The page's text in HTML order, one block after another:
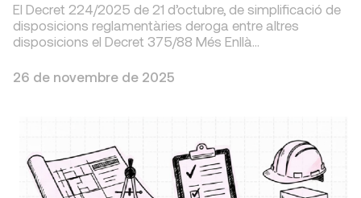
El Decret 224/2025 de 21 d’octubre, de simplificació de
disposicions reglamentàries deroga entre altres
disposicions el Decret 375/88 Més Enllà…
26 de novembre de 2025